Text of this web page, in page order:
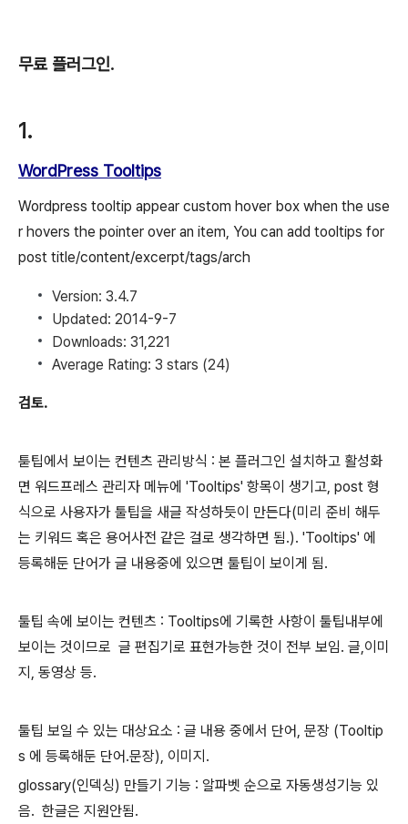
무료 플러그인.
1.
WordPress Tooltips
Wordpress tooltip appear custom hover box when the use
r hovers the pointer over an item, You can add tooltips for
post title/content/excerpt/tags/arch
Version: 3.4.7
Updated: 2014-9-7
Downloads: 31,221
Average Rating: 3 stars (24)
검토.
툳팁에서 보이는 컨텐츠 관리방식 : 본 플러그인 설치하고 활성화
면 워드프레스 관리자 메뉴에 'Tooltips' 항목이 생기고, post 형
식으로 사용자가 툴팁을 새글 작성하듯이 만든다(미리 준비 해두
는 키워드 혹은 용어사전 같은 걸로 생각하면 됨.). 'Tooltips' 에
등록해둔 단어가 글 내용중에 있으면 툴팁이 보이게 됨.
툴팁 속에 보이는 컨텐츠 : Tooltips에 기록한 사항이 툴팁내부에
보이는 것이므로 글 편집기로 표현가능한 것이 전부 보임. 글,이미
지, 동영상 등.
툴팁 보일 수 있는 대상요소 : 글 내용 중에서 단어, 문장 (Tooltip
s 에 등록해둔 단어.문장), 이미지.
glossary(인덱싱) 만들기 기능 : 알파벳 순으로 자동생성기능 있
음. 한글은 지원안됨.